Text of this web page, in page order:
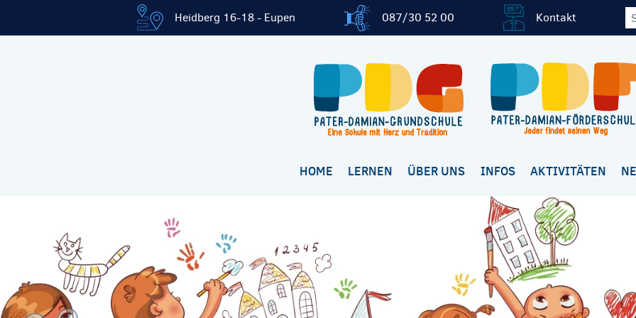
Heidberg 16-18 - Eupen 087/30 52 00 Kontakt
HOME LERNEN ÜBER UNS INFOS AKTIVITÄTEN